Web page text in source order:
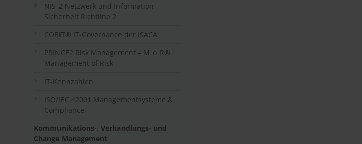
NIS-2 Netzwerk und Information
Sicherheit Richtline 2
COBIT® IT-Governance der ISACA
PRINCE2 Risk Management – M_o_R®
Management of Risk
IT-Kennzahlen
ISO/IEC 42001 Managementsysteme &
Compliance
Kommunikations-, Verhandlungs- und
Change Management